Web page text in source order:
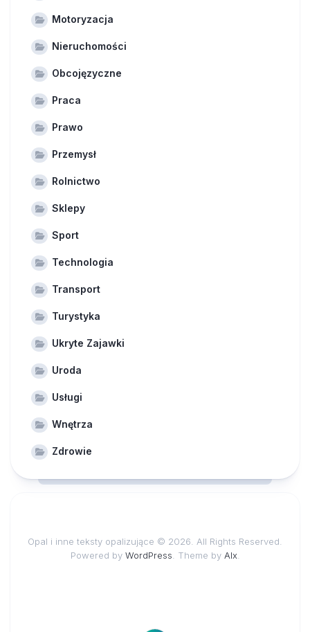
Motoryzacja
Nieruchomości
Obcojęzyczne
Praca
Prawo
Przemysł
Rolnictwo
Sklepy
Sport
Technologia
Transport
Turystyka
Ukryte Zajawki
Uroda
Usługi
Wnętrza
Zdrowie
Opal i inne teksty opalizujące © 2026. All Rights Reserved.
Powered by WordPress . Theme by Alx